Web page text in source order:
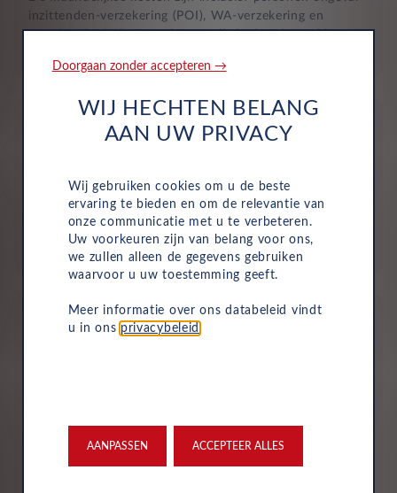
inzittenden-verzekering (POI), WA-verzekering en
uitgebreide dekking, zodat je volledig beschermd bent in
Aflevering bij jou in de buurt
nieuwe auto bij jou in de buurt ophalen.
Naast het reguliere onderhoud, zijn kleine reparaties aan
glas of vervangende banden ook inbegrepen in je
Doorgaan zonder accepteren →
WIJ HECHTEN BELANG
AAN UW PRIVACY
Wij gebruiken cookies om u de beste
ervaring te bieden en om de relevantie van
onze communicatie met u te verbeteren.
Uw voorkeuren zijn van belang voor ons,
we zullen alleen de gegevens gebruiken
waarvoor u uw toestemming geeft.
Meer informatie over ons databeleid vindt
u in ons privacybeleid
AANPASSEN ACCEPTEER ALLES